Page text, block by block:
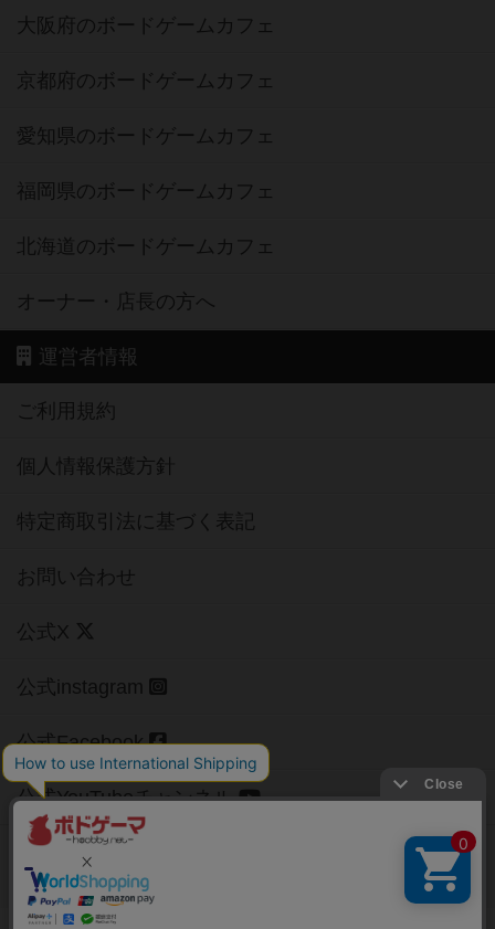
大阪府のボードゲームカフェ
京都府のボードゲームカフェ
愛知県のボードゲームカフェ
福岡県のボードゲームカフェ
北海道のボードゲームカフェ
オーナー・店長の方へ
運営者情報
ご利用規約
個人情報保護方針
特定商取引法に基づく表記
お問い合わせ
公式X
公式instagram
公式Facebook
公式YouTubeチャンネル